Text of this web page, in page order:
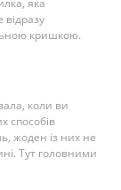
яка
кришкою.
коли ви
способів
жоден із них не
Тут головними